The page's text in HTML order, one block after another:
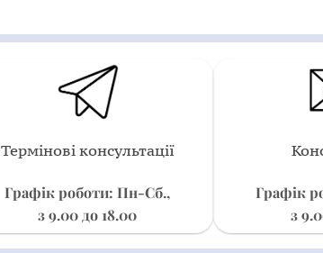
Термінові консультації
Графік роботи: Пн-Сб.,
з 9.00 до 18.00
Графік
з